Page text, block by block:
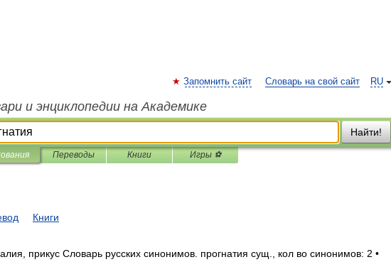
RU
Запомнить сайт Словарь на свой сайт
и энциклопедии на Академике
Найти!
Переводы Книги Игры ⚽
Книги
прикус Словарь русских синонимов. прогнатия сущ., кол во синонимов: 2 •